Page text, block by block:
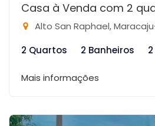
Casa à Venda com 2
Alto San Raphael,
2 Quartos
2 Banheiros
Mais informações